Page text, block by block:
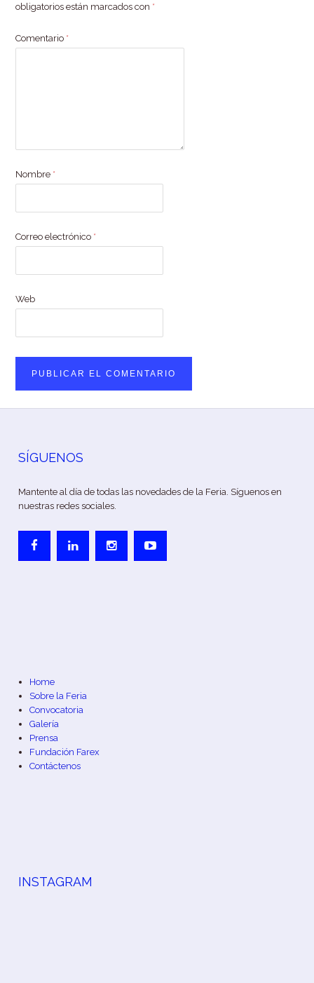
obligatorios están marcados con *
Comentario *
Nombre *
Correo electrónico *
Web
SÍGUENOS
Mantente al día de todas las novedades de la Feria. Síguenos en
nuestras redes sociales.
Home
Sobre la Feria
Convocatoria
Galería
Prensa
Fundación Farex
Contáctenos
INSTAGRAM